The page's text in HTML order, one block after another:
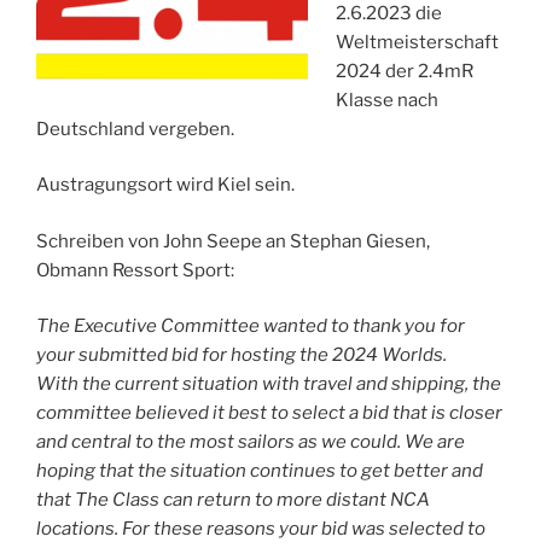
2.6.2023 die
Weltmeisterschaft
2024 der 2.4mR
Klasse nach
Deutschland vergeben.
Austragungsort wird Kiel sein.
Schreiben von John Seepe an Stephan Giesen,
Obmann Ressort Sport:
The Executive Committee wanted to thank you for
your submitted bid for hosting the 2024 Worlds.
With the current situation with travel and shipping, the
committee believed it best to select a bid that is closer
and central to the most sailors as we could. We are
hoping that the situation continues to get better and
that The Class can return to more distant NCA
locations. For these reasons your bid was selected to